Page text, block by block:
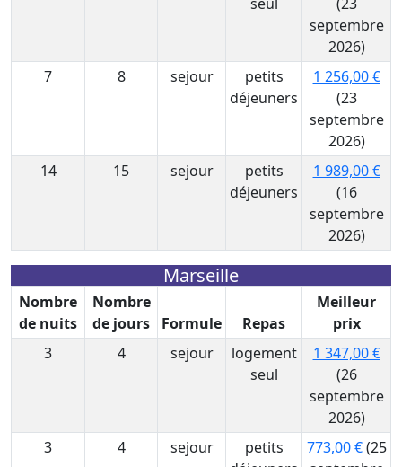
septembre
2026)
7
8 sejour
petits
déjeuners
1 256,00 €
(23
septembre
2026)
14
15 sejour
petits
déjeuners
1 989,00 €
(16
septembre
2026)
Marseille
Nombre
de nuits
Nombre
de jours
Formule Repas
Meilleur
prix
3
4 sejour
logement
seul
1 347,00 €
(26
septembre
2026)
3
4 sejour
petits
773,00 €(25